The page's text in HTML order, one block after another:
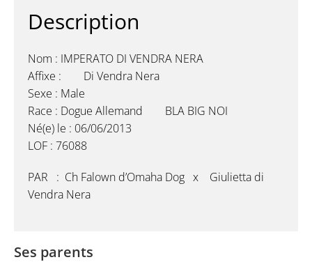
Description
Nom : IMPERATO DI VENDRA NERA
Affixe : Di Vendra Nera
Sexe : Male
Race : Dogue Allemand BLA BIG NOI
Né(e) le : 06/06/2013
LOF : 76088
PAR : Ch Falown d’Omaha Dog x Giulietta di
Vendra Nera
Ses parents